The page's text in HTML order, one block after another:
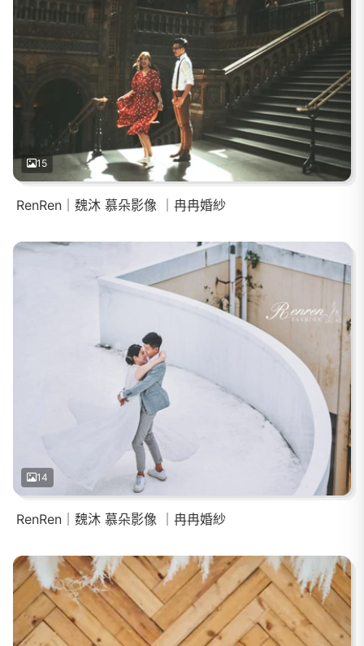
15
RenRen｜魏沐 慕朵影像 ｜冉冉婚紗
14
RenRen｜魏沐 慕朵影像 ｜冉冉婚紗